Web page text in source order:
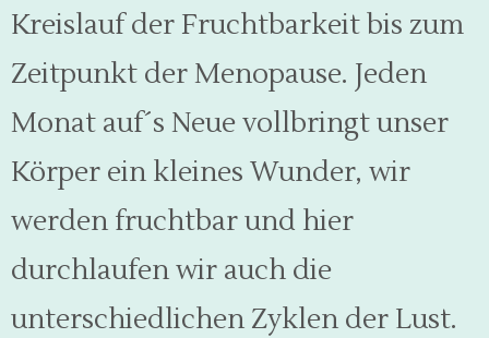
Kreislauf der Fruchtbarkeit bis zum
Zeitpunkt der Menopause. Jeden
Monat auf´s Neue vollbringt unser
Körper ein kleines Wunder, wir
werden fruchtbar und hier
durchlaufen wir auch die
unterschiedlichen Zyklen der Lust.